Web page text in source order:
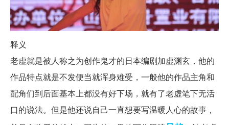
释义
老虚就是被人称之为创作鬼才的日本编剧加虚渊玄，他的
作品特点就是不发便当就浑身难受，一般他的作品主角和
配角们到后面基本上都没有好下场，就有了老虚笔下无活
口的说法。但是他还说自己一直想要写温暖人心的故事，